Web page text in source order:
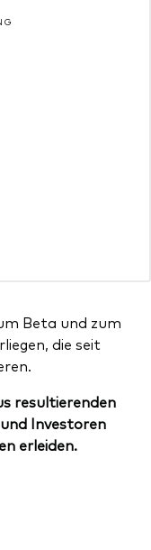
Beta und zum
die seit
resultierenden
Investoren
erleiden.